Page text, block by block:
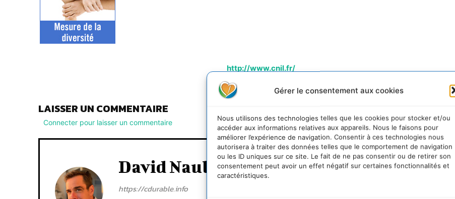
Gérer le consentement aux cookies
Nous utilisons des technologies telles que les cookies pour stocker et/ou
accéder aux informations relatives aux appareils. Nous le faisons pour
améliorer l’expérience de navigation. Consentir à ces technologies nous
autorisera à traiter des données telles que le comportement de navigation
ou les ID uniques sur ce site. Le fait de ne pas consentir ou de retirer son
consentement peut avoir un effet négatif sur certaines fonctionnalités et
caractéristiques.
http://www.cnil.fr/
LAISSER UN COMMENTAIRE
Connecter pour laisser un commentaire
David Naulin
https://cdurable.info